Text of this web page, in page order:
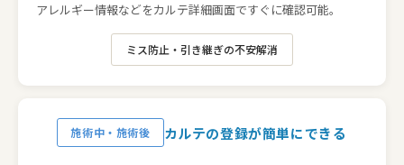
アレルギー情報などをカルテ詳細画面ですぐに確認可能。
ミス防止・引き継ぎの不安解消
施術中・施術後 カルテの登録が簡単にできる